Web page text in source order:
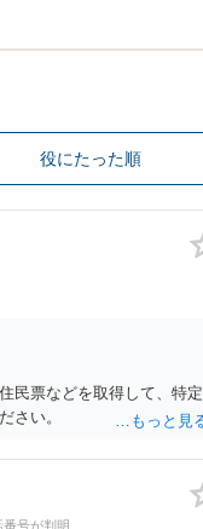
役にたった順
民票などを取得して、特定
さい。
号が判明